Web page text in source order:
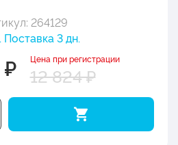
264129
3 дн.
Цена при регистрации
12 824 ₽